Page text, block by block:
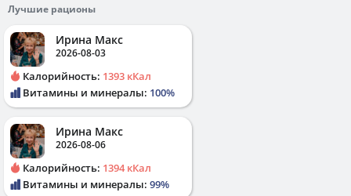
Лучшие рационы
Ирина Макс
2026-08-03
Калорийность: 1393 кКал
Витамины и минералы: 100%
Ирина Макс
2026-08-06
Калорийность: 1394 кКал
Витамины и минералы: 99%